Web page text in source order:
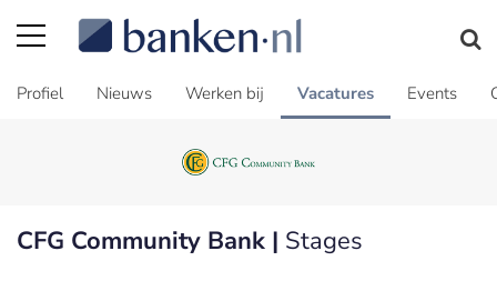
Profiel Nieuws Werken bij Vacatures Events
CFG Community Bank | Stages